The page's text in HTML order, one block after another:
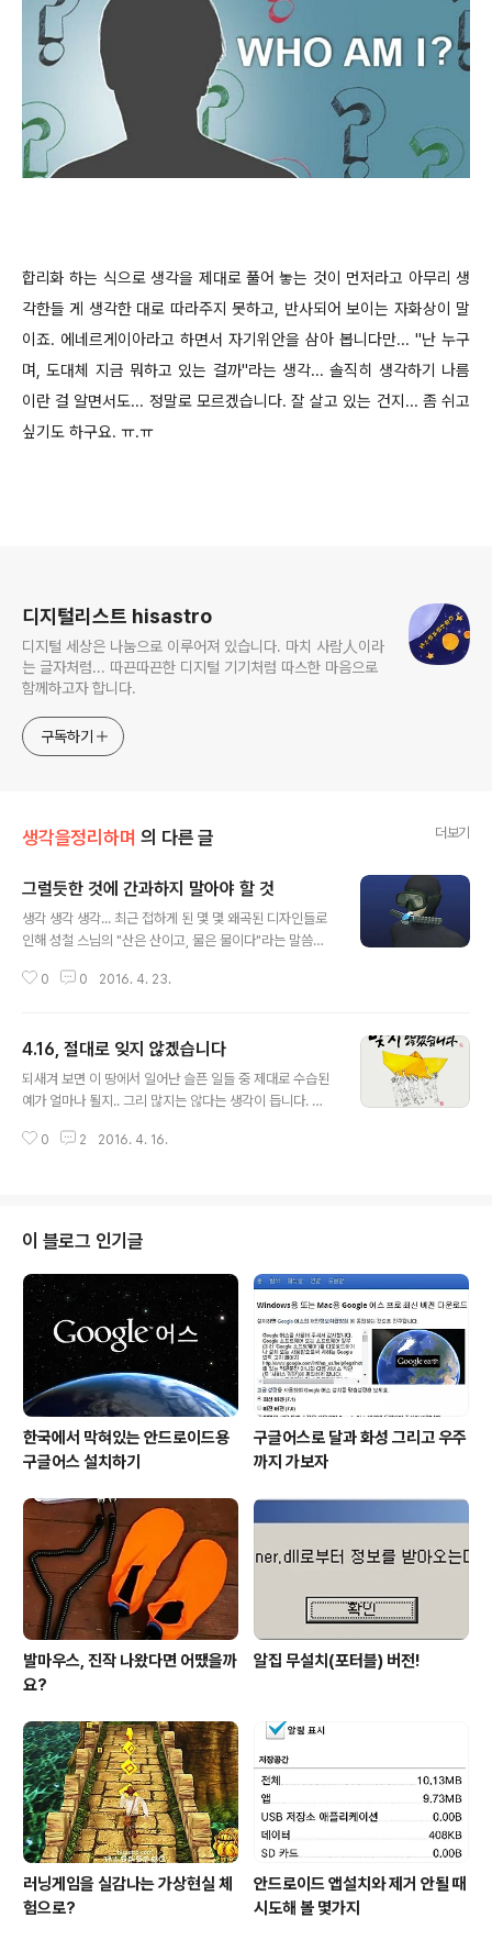
합리화 하는 식으로 생각을 제대로 풀어 놓는 것이 먼저라고 아무리 생
각한들 게 생각한 대로 따라주지 못하고, 반사되어 보이는 자화상이 말
이죠. 에네르게이아라고 하면서 자기위안을 삼아 봅니다만... "난 누구
며, 도대체 지금 뭐하고 있는 걸까"라는 생각... 솔직히 생각하기 나름
이란 걸 알면서도... 정말로 모르겠습니다. 잘 살고 있는 건지... 좀 쉬고
싶기도 하구요. ㅠ.ㅠ
디지털리스트 hisastro
디지털 세상은 나눔으로 이루어져 있습니다. 마치 사람人이라
는 글자처럼... 따끈따끈한 디지털 기기처럼 따스한 마음으로
함께하고자 합니다.
구독하기
생각을정리하며 의 다른 글 더보기
그럴듯한 것에 간과하지 말아야 할 것
생각 생각 생각... 최근 접하게 된 몇 몇 왜곡된 디자인들로
인해 성철 스님의 "산은 산이고, 물은 물이다"라는 말씀을
말씀을 통해서 다시한번 그럴듯한 것에 대해 생각하게 된
관심 많은 저 스스로 냉철히 따져 봤을 때 역시 그렇다는 것
을 부인할 수 없었습니다. 솔직히 되돌아 보니 보이기에 그
럴듯한 디자인이 실제 그럴듯한 것으로만 남을 수 있음을
젠가 세상을 떠들썩하니 만들 것 같아 보였지만 이내 여지
0 0 2016. 4. 23.
4.16, 절대로 잊지 않겠습니다
되새겨 보면 이 땅에서 일어난 슬픈 일들 중 제대로 수습된
예가 얼마나 될지.. 그리 많지는 않다는 생각이 듭니다. 사
린다 해도 매일 같이 슬프지 않을 날이 있을까 싶을 만큼...
입니다. 그나마 이번 총선에서 여소야대의 결과가 어떻게
실마리를 풀어갈지는 알 수 없으나 기대할 희망이 생겼다
는 건 다행스런 일이 아닐 수 없습니다. 관점이 차이를 누구
보다 강조하는 사람입니다만, 관점의 차이로 말할 수 없는
것도 있다고 생각합니다. 사람 본연의 가치가 그렇습니다.
저를 포함해 많은 이들이 ..
0 2 2016. 4. 16.
이 블로그 인기글
한국에서 막혀있는 안드로이드용
구글어스 설치하기
구글어스로 달과 화성 그리고 우주
까지 가보자
발마우스, 진작 나왔다면 어땠을까
요?
알집 무설치(포터블) 버전!
러닝게임을 실감나는 가상현실 체
험으로?
안드로이드 앱설치와 제거 안될 때
시도해 볼 몇가지